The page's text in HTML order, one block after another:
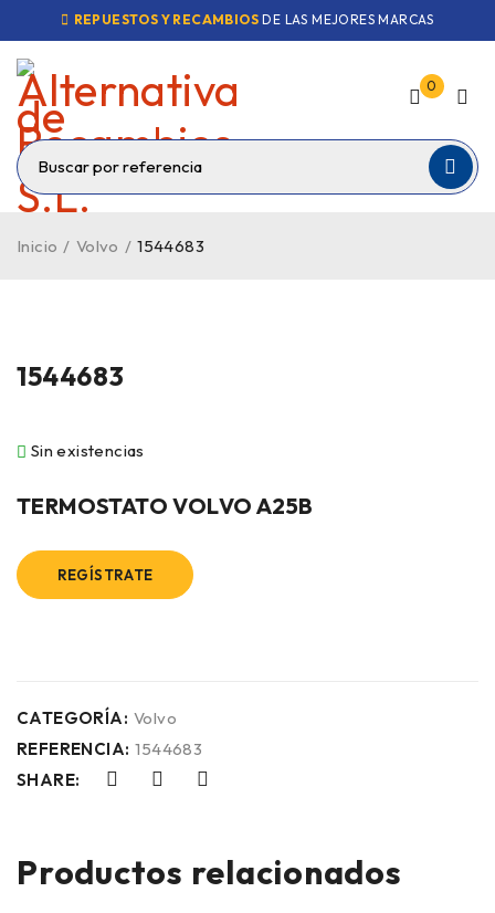
REPUESTOS Y RECAMBIOS DE LAS MEJORES MARCAS
0
Inicio / Volvo / 1544683
1544683
Sin existencias
TERMOSTATO VOLVO A25B
REGÍSTRATE
CATEGORÍA: Volvo
REFERENCIA: 1544683
SHARE:
Productos relacionados